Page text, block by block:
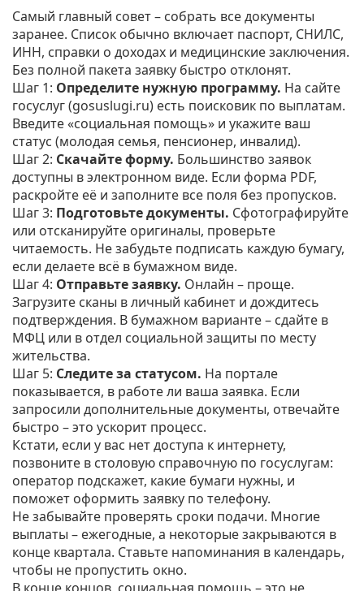
Самый главный совет – собрать все документы
заранее. Список обычно включает паспорт, СНИЛС,
ИНН, справки о доходах и медицинские заключения.
Без полной пакета заявку быстро отклонят.
Шаг 1: Определите нужную программу. На сайте
госуслуг (gosuslugi.ru) есть поисковик по выплатам.
Введите «социальная помощь» и укажите ваш
статус (молодая семья, пенсионер, инвалид).
Шаг 2: Скачайте форму. Большинство заявок
доступны в электронном виде. Если форма PDF,
раскройте её и заполните все поля без пропусков.
Шаг 3: Подготовьте документы. Сфотографируйте
или отсканируйте оригиналы, проверьте
читаемость. Не забудьте подписать каждую бумагу,
если делаете всё в бумажном виде.
Шаг 4: Отправьте заявку. Онлайн – проще.
Загрузите сканы в личный кабинет и дождитесь
подтверждения. В бумажном варианте – сдайте в
МФЦ или в отдел социальной защиты по месту
жительства.
Шаг 5: Следите за статусом. На портале
показывается, в работе ли ваша заявка. Если
запросили дополнительные документы, отвечайте
быстро – это ускорит процесс.
Кстати, если у вас нет доступа к интернету,
позвоните в столовую справочную по госуслугам:
оператор подскажет, какие бумаги нужны, и
поможет оформить заявку по телефону.
Не забывайте проверять сроки подачи. Многие
выплаты – ежегодные, а некоторые закрываются в
конце квартала. Ставьте напоминания в календарь,
чтобы не пропустить окно.